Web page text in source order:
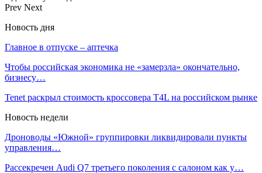
Prev Next
Новость дня
Главное в отпуске – аптечка
Чтобы российская экономика не «замерзла» окончательно,
бизнесу…
Tenet раскрыл стоимость кроссовера T4L на российском рынке
Новость недели
Дроноводы «Южной» группировки ликвидировали пункты
управления…
Рассекречен Audi Q7 третьего поколения с салоном как у…